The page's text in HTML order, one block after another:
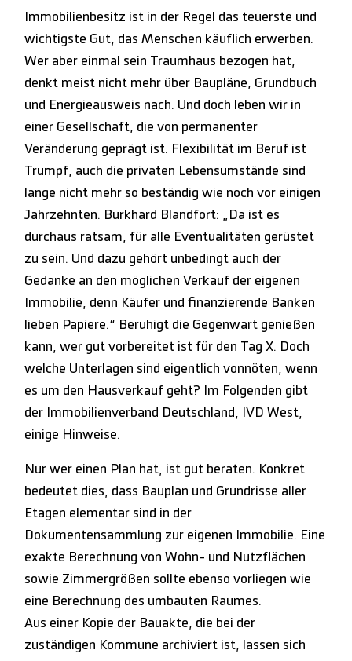
Immobilienbesitz ist in der Regel das teuerste und
wichtigste Gut, das Menschen käuflich erwerben.
Wer aber einmal sein Traumhaus bezogen hat,
denkt meist nicht mehr über Baupläne, Grundbuch
und Energieausweis nach. Und doch leben wir in
einer Gesellschaft, die von permanenter
Veränderung geprägt ist. Flexibilität im Beruf ist
Trumpf, auch die privaten Lebensumstände sind
lange nicht mehr so beständig wie noch vor einigen
Jahrzehnten. Burkhard Blandfort: „Da ist es
durchaus ratsam, für alle Eventualitäten gerüstet
zu sein. Und dazu gehört unbedingt auch der
Gedanke an den möglichen Verkauf der eigenen
Immobilie, denn Käufer und finanzierende Banken
lieben Papiere.“ Beruhigt die Gegenwart genießen
kann, wer gut vorbereitet ist für den Tag X. Doch
welche Unterlagen sind eigentlich vonnöten, wenn
es um den Hausverkauf geht? Im Folgenden gibt
der Immobilienverband Deutschland, IVD West,
einige Hinweise.
Nur wer einen Plan hat, ist gut beraten. Konkret
bedeutet dies, dass Bauplan und Grundrisse aller
Etagen elementar sind in der
Dokumentensammlung zur eigenen Immobilie. Eine
exakte Berechnung von Wohn- und Nutzflächen
sowie Zimmergrößen sollte ebenso vorliegen wie
eine Berechnung des umbauten Raumes.
Aus einer Kopie der Bauakte, die bei der
zuständigen Kommune archiviert ist, lassen sich